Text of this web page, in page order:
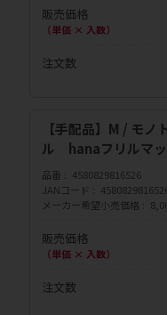
販売価格
（単価 × 入数）
注文数
【手配品】M / モ
ル hanaフリルマ
品番
4580829816526
JANコード
メーカー希望小売価格
販売価格
（単価 × 入数）
注文数